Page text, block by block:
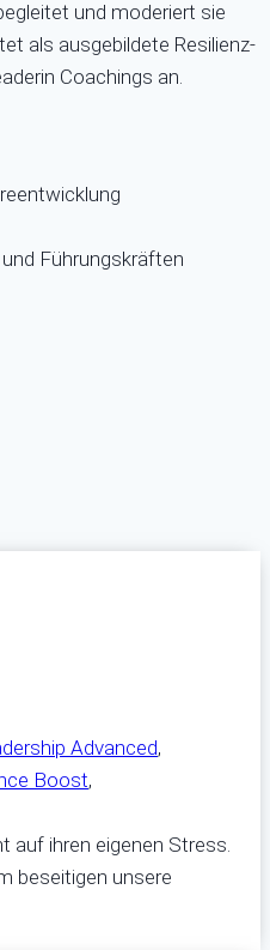
und moderiert sie
als ausgebildete Resilienz-
Coachings an.
Führungskräften
Advanced,
Boost,
auf ihren eigenen Stress.
beseitigen unsere